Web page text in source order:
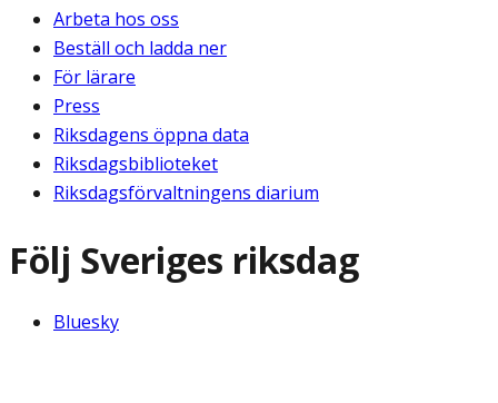
Arbeta hos oss
Beställ och ladda ner
För lärare
Press
Riksdagens öppna data
Riksdagsbiblioteket
Riksdagsförvaltningens diarium
Följ Sveriges riksdag
Bluesky